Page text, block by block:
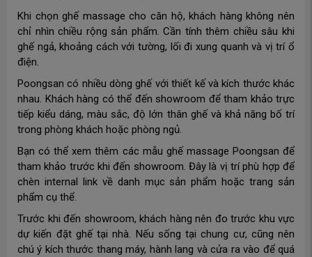
Khi chọn ghế massage cho căn hộ, khách hàng không nên
chỉ nhìn chiều rộng sản phẩm. Cần tính thêm chiều sâu khi
ghế ngả, khoảng cách với tường, lối đi xung quanh và vị trí ổ
điện.
Poongsan có nhiều dòng ghế với thiết kế và kích thước khác
nhau. Khách hàng có thể đến showroom để tham khảo trực
tiếp kiểu dáng, màu sắc, độ lớn thân ghế và khả năng bố trí
trong phòng khách hoặc phòng ngủ.
Bạn có thể xem thêm các mẫu ghế massage Poongsan để
tham khảo trước khi đến showroom. Đây là vị trí phù hợp để
chèn internal link về danh mục sản phẩm hoặc trang sản
phẩm cụ thể.
Trước khi đến showroom, khách hàng nên đo trước khu vực
dự kiến đặt ghế tại nhà. Nếu sống tại chung cư, cũng nên
chú ý kích thước thang máy, hành lang và cửa ra vào để quá